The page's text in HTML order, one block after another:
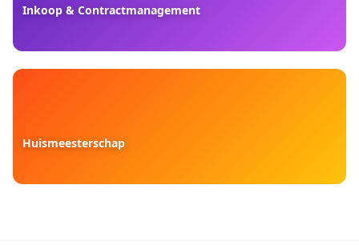
Inkoop & Contractmanagement
Huismeesterschap